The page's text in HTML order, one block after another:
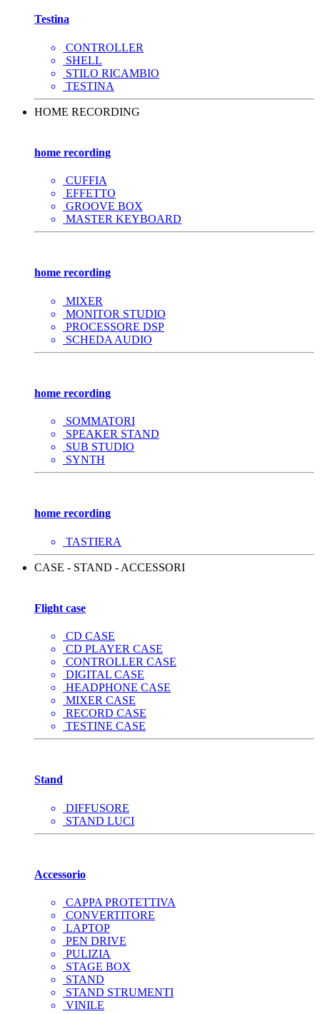
Testina
CONTROLLER
SHELL
STILO RICAMBIO
TESTINA
HOME RECORDING
home recording
CUFFIA
EFFETTO
GROOVE BOX
MASTER KEYBOARD
home recording
MIXER
MONITOR STUDIO
PROCESSORE DSP
SCHEDA AUDIO
home recording
SOMMATORI
SPEAKER STAND
SUB STUDIO
SYNTH
home recording
TASTIERA
CASE - STAND - ACCESSORI
Flight case
CD CASE
CD PLAYER CASE
CONTROLLER CASE
DIGITAL CASE
HEADPHONE CASE
MIXER CASE
RECORD CASE
TESTINE CASE
Stand
DIFFUSORE
STAND LUCI
Accessorio
CAPPA PROTETTIVA
CONVERTITORE
LAPTOP
PEN DRIVE
PULIZIA
STAGE BOX
STAND
STAND STRUMENTI
VINILE